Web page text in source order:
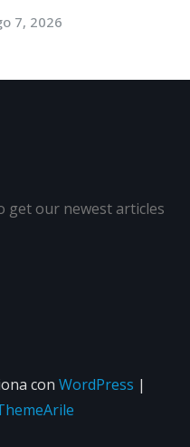
7, 2026
get our newest articles
con WordPress |